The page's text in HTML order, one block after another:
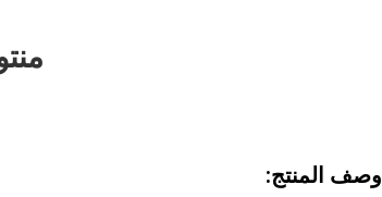
وصف المنتج: